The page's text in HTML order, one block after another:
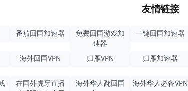
友情链接
番茄回国加速器
免费回国游戏加
速器
一键回国加速器
海外回国VPN 归雁VPN 归雁加速器
在国外虎牙直播
海外华人翻回国
海外华人必备VPN